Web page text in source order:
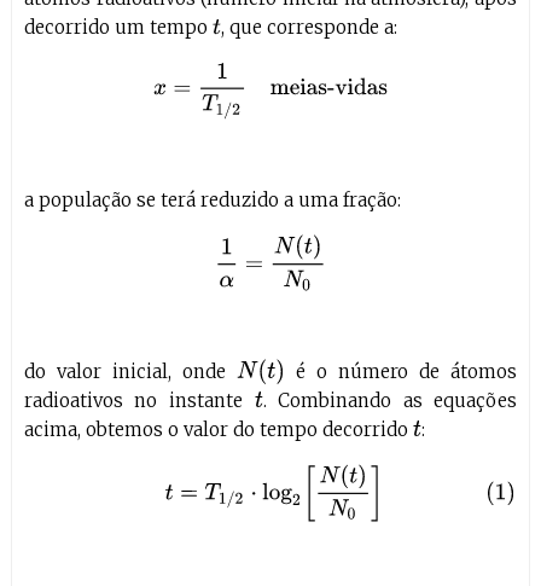
decorrido um tempo t, que corresponde a:
T1 meias-vidas
a população se terá reduzido a uma fração:
1
(t)N0
do valor inicial, onde N(t)
é o número de átomos
radioativos no instante t. Combinando as equações
acima, obtemos o valor do tempo decorrido t:
N (t)N0]